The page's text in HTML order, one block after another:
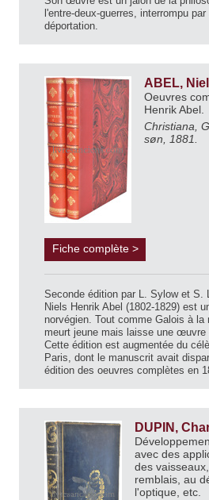
l'entre-deux-guerres, interrompu
déportation.
ABEL,
Oeuvres
Henrik Abel.
Christiana,
søn, 1881.
Fiche complète >
Seconde édition par L. Sylow et S.
Niels Henrik Abel (1802-1829) est
norvégien. Tout comme Galois à la
meurt jeune mais laisse une œuvre
Cette édition est augmentée du
Paris, dont le manuscrit avait
édition des oeuvres complètes en
DUPIN,
avec des
des
remblais, au
l'optique, etc.